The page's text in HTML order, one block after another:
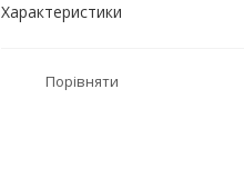
Характеристики
Порівняти